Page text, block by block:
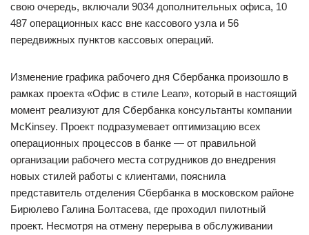
свою очередь, включали 9034 дополнительных офиса, 10
487 операционных касс вне кассового узла и 56
передвижных пунктов кассовых операций.
Изменение графика рабочего дня Сбербанка произошло в
рамках проекта «Офис в стиле Lean», который в настоящий
момент реализуют для Сбербанка консультанты компании
McKinsey. Проект подразумевает оптимизацию всех
операционных процессов в банке — от правильной
организации рабочего места сотрудников до внедрения
новых стилей работы с клиентами, пояснила
представитель отделения Сбербанка в московском районе
Бирюлево Галина Болтасева, где проходил пилотный
проект. Несмотря на отмену перерыва в обслуживании